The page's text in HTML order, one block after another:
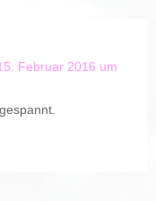
Februar 2016 um